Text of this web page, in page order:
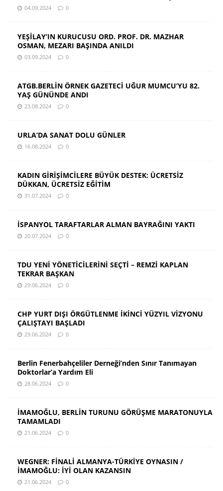
04.09.2024 0
YEŞİLAY’IN KURUCUSU ORD. PROF. DR. MAZHAR
OSMAN, MEZARI BAŞINDA ANILDI
03.09.2024 0
ATGB.BERLİN ÖRNEK GAZETECİ UĞUR MUMCU’YU 82.
YAŞ GÜNÜNDE ANDI
23.08.2024 0
URLA’DA SANAT DOLU GÜNLER
16.08.2024 0
KADIN GİRİŞİMCİLERE BÜYÜK DESTEK: ÜCRETSİZ
DÜKKAN, ÜCRETSİZ EĞİTİM
31.07.2024 0
İSPANYOL TARAFTARLAR ALMAN BAYRAĞINI YAKTI
20.07.2024 0
TDU YENİ YÖNETİCİLERİNİ SEÇTİ – REMZİ KAPLAN
TEKRAR BAŞKAN
29.06.2024 0
CHP YURT DIŞI ÖRGÜTLENME İKİNCİ YÜZYIL VİZYONU
ÇALIŞTAYI BAŞLADI
29.06.2024 0
Berlin Fenerbahçeliler Derneği’nden Sınır Tanımayan
Doktorlar’a Yardım Eli
28.06.2024 0
İMAMOĞLU, BERLİN TURUNU GÖRÜŞME MARATONUYLA
TAMAMLADI
21.06.2024 0
WEGNER: FİNALİ ALMANYA-TÜRKİYE OYNASIN /
İMAMOĞLU: İYİ OLAN KAZANSIN
21.06.2024 0